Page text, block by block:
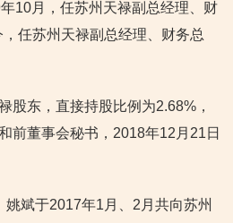
10月，任苏州天禄副总经理、财
任苏州天禄副总经理、财务总
股东，直接持股比例为2.68%，
前董事会秘书，2018年12月21日
斌于2017年1月、2月共向苏州